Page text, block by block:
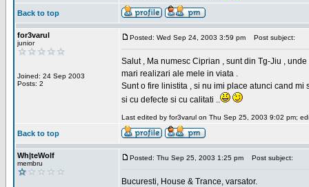
Back to top
for3varul
junior
Joined: 24 Sep 2003
Posts: 2
Posted: Wed Sep 24, 2003 3:59 pm Post subject:
Salut , Ma numesc Ciprian , sunt din Tg-Jiu ,
mari realizari ale mele in viata .
Sunt o fire linistita , si nu imi place atunci cand
si cu defecte si cu calitati ..
Last edited by for3varul on Thu Sep 25, 2003 9:02 pm;
Back to top
Wh|teWolf
membru
Posted: Thu Sep 25, 2003 1:25 pm Post subject:
Bucuresti, House & Trance, varsator.